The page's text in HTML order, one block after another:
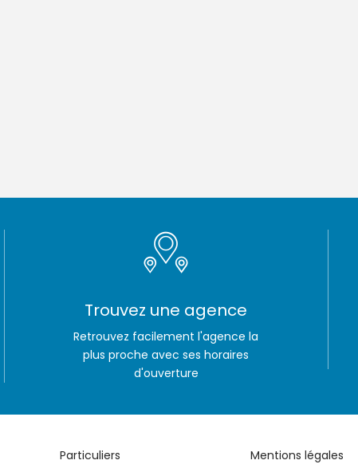
Trouvez une agence
Retrouvez facilement l'agence la
plus proche avec ses horaires
d'ouverture
Particuliers Mentions légales